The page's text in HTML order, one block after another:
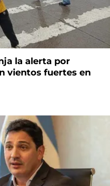
la alerta por
vientos fuertes en